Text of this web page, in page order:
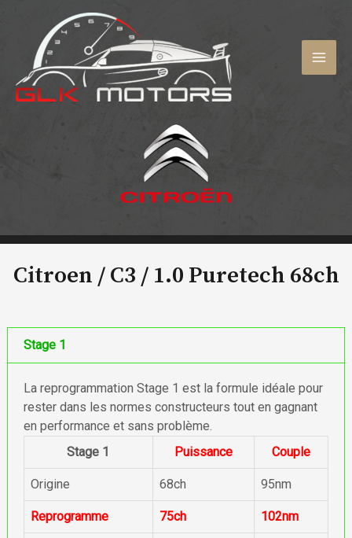
contenu
Citroen / C3 / 1.0 Puretech 68ch
Stage 1
La reprogrammation Stage 1 est la formule idéale pour
rester dans les normes constructeurs tout en gagnant
en performance et sans problème.
Stage 1
Puissance Couple
Origine 68ch 95nm
Reprogramme 75ch 102nm